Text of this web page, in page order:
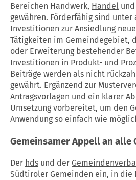
Bereichen Handwerk, Handel
gewähren. Förderfähig sind
Investitionen zur Ansiedlung
Tätigkeiten im Gemeindegebiet,
oder Erweiterung bestehender
Investitionen in Produkt- und
Beiträge werden als nicht
gewährt. Ergänzend zur
Antragsvorlagen und ein klarer
Umsetzung vorbereitet, um den
Anwendung so einfach wie
Gemeinsamer Appell an alle
Der hds und der
Südtiroler Gemeinden ein, in die